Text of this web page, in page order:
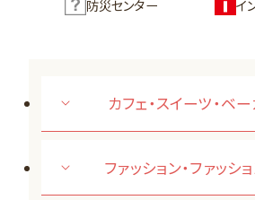
防災センター
イ
カフェ・スイーツ・ベ
ファッション・ファッシ